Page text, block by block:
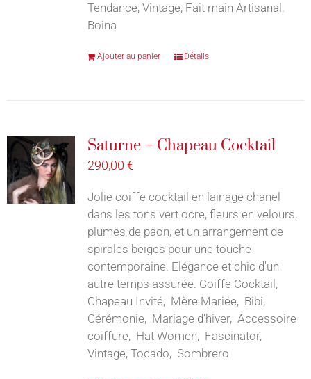
Tendance, Vintage, Fait main Artisanal,
Boina
Ajouter au panier Détails
Saturne – Chapeau Cocktail
290,00 €
Jolie coiffe cocktail en lainage chanel
dans les tons vert ocre, fleurs en velours,
plumes de paon, et un arrangement de
spirales beiges pour une touche
contemporaine. Elégance et chic d'un
autre temps assurée. Coiffe Cocktail,
Chapeau Invité, Mère Mariée, Bibi,
Cérémonie, Mariage d’hiver, Accessoire
coiffure, Hat Women, Fascinator,
Vintage, Tocado, Sombrero